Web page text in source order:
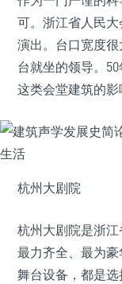
可。浙江省人民
演出。台口宽度
台就坐的领导。
这类会堂建筑的影
杭州大剧院
杭州大剧院是浙
最力齐全、最为
舞台设备，都是